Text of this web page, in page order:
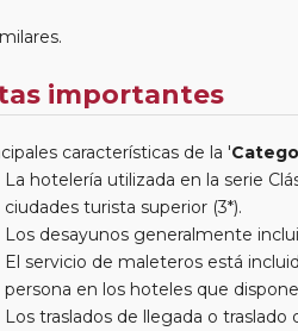
importantes
características de la '
La hotelería utilizada en la serie
ciudades turista superior (3*).
Los desayunos generalmente
El servicio de maleteros está
persona en los hoteles que
Los traslados de llegada o